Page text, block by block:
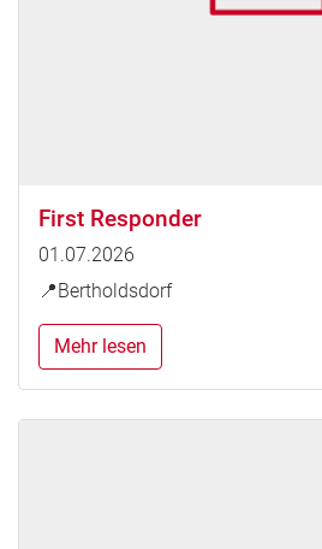
First Responder
01.07.2026
📍Bertholdsdorf
Mehr lesen